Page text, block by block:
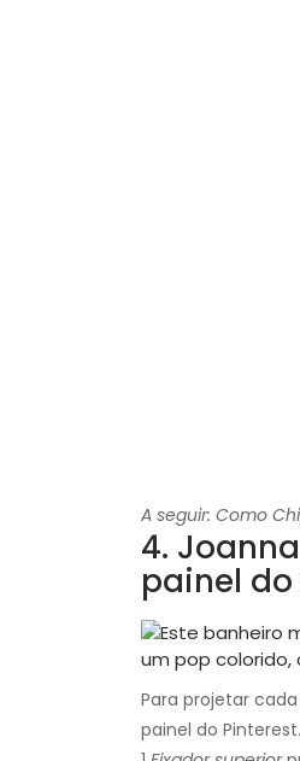
A seguir: Como
4.
painel do
Para projetar
painel do